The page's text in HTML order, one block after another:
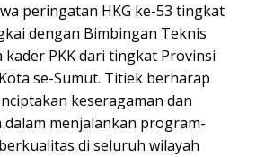
peringatan HKG ke-53 tingkat
dengan Bimbingan Teknis
PKK dari tingkat Provinsi
se-Sumut. Titiek berharap
keseragaman dan
dalam menjalankan program-
di seluruh wilayah